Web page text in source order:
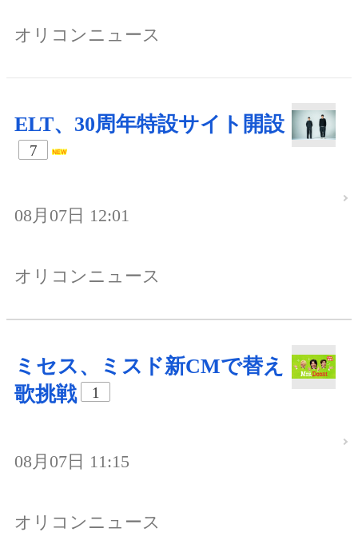
オリコンニュース
ELT、30周年特設サイト開設
7
08月07日 12:01
オリコンニュース
ミセス、ミスド新CMで替え
歌挑戦
1
08月07日 11:15
オリコンニュース